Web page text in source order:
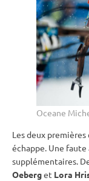
Oceane
Les deux
échappe. Une
supplémentaires.
Oeberget Lora